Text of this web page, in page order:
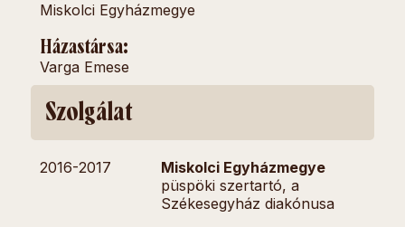
Miskolci Egyházmegye
Házastársa:
Varga Emese
Szolgálat
2016-2017
Miskolci Egyházmegye
püspöki szertartó, a
Székesegyház diakónusa